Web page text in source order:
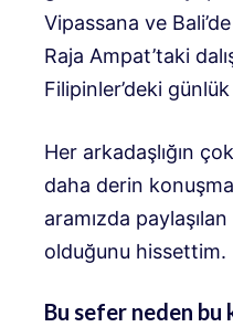
Vipassana ve
Raja Ampat’taki
Filipinler’deki
Her arkadaşlığın
daha derin
aramızda
olduğunu hissettim.
Bu sefer neden